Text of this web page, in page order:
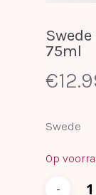
75ml
€
Swede
Op